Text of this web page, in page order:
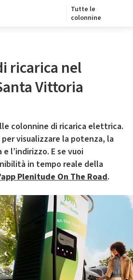
Tutte le
colonnine
ricarica nel
Vittoria
colonnine di ricarica elettrica.
visualizzare la potenza, la
l’indirizzo. E se vuoi
in tempo reale della
Plenitude On The Road.